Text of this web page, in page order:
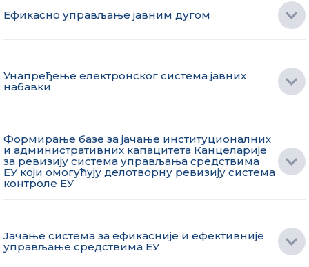
Ефикасно управљање јавним дугом
Унапређење електронског система јавних
набавки
Формирање базе за јачање институционалних
и административних капацитета Канцеларије
за ревизију система управљања средствима
ЕУ који омогућују делотворну ревизију система
контроле ЕУ
Јачање система за ефикасније и ефективније
управљање средствима ЕУ